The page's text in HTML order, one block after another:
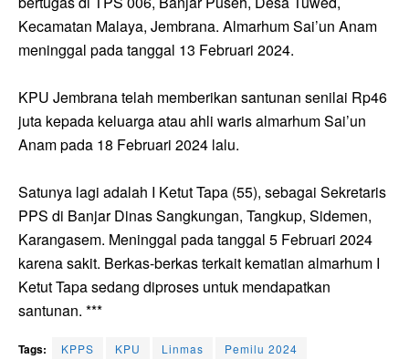
Kecamatan Malaya, Jembrana. Almarhum Sai’un Anam
meninggal pada tanggal 13 Februari 2024.
KPU Jembrana telah memberikan santunan senilai Rp46
juta kepada keluarga atau ahli waris almarhum Sai’un
Anam pada 18 Februari 2024 lalu.
Satunya lagi adalah I Ketut Tapa (55), sebagai Sekretaris
PPS di Banjar Dinas Sangkungan, Tangkup, Sidemen,
Karangasem. Meninggal pada tanggal 5 Februari 2024
karena sakit. Berkas-berkas terkait kematian almarhum I
Ketut Tapa sedang diproses untuk mendapatkan
santunan. ***
Tags: KPPS KPU Linmas Pemilu 2024